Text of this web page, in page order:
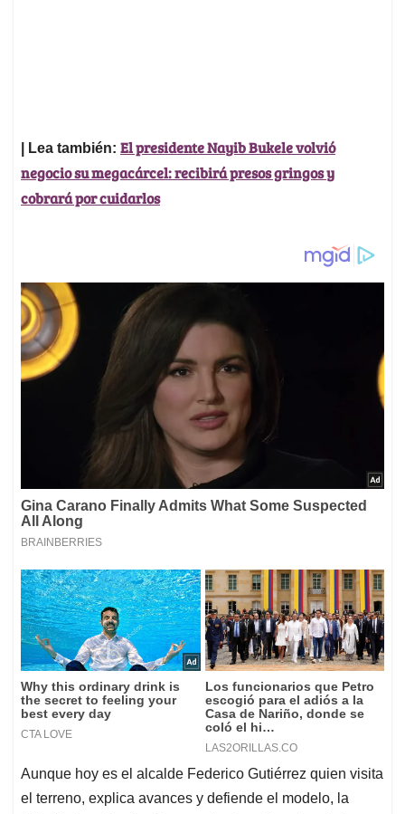
| Lea también: El presidente Nayib Bukele volvió
negocio su megacárcel: recibirá presos gringos y
cobrará por cuidarlos
Aunque hoy es el alcalde Federico Gutiérrez quien visita
el terreno, explica avances y defiende el modelo, la